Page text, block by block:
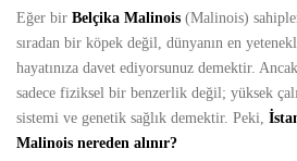
Eğer bir Belçika Malinois (Malinois)
sıradan bir köpek değil, dünyanın en
hayatınıza davet ediyorsunuz demektir.
sadece fiziksel bir benzerlik değil; yüksek
sistemi ve genetik sağlık demektir. Peki,
Malinois nereden alınır?